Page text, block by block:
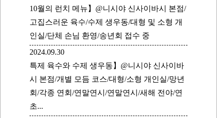
10월의 런치 메뉴】@니시야 신사이바시 본점/
고집스러운 육수/수제 생우동/대형 및 소형 개
인실/단체 손님 환영/송년회 접수 중
2024.09.30
특제 육수와 수제 생우동】@니시야 신사이바
시 본점/개별 모듬 코스/대형/소형 개인실/망년
회/각종 연회/연말연시/연말연시/새해 전야/연
초...